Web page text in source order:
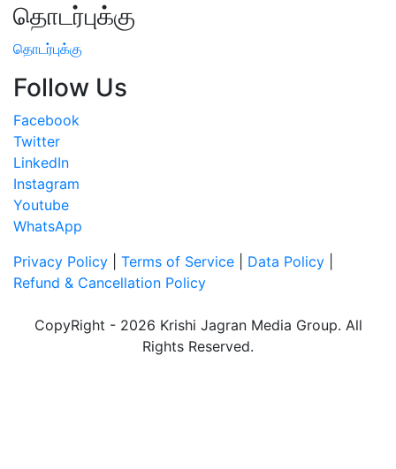
தொடர்புக்கு
தொடர்புக்கு
Follow Us
Facebook
Twitter
LinkedIn
Instagram
Youtube
WhatsApp
Privacy Policy
Terms of Service Data Policy
Refund & Cancellation Policy
CopyRight - 2026 Krishi Jagran Media Group. All
Rights Reserved.